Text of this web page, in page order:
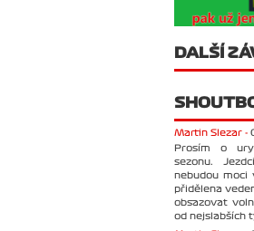
DALŠÍ
Martin Slezar -
Prosím o
sezonu.
nebudou moci
přidělena
obsazovat
od nejslabších